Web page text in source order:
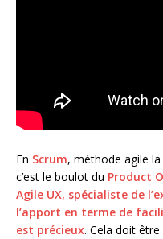
En Scrum, méthode agile la
c’est le boulot du Product
Agile UX, spécialiste de
l’apport en terme de
est précieux. Cela doit